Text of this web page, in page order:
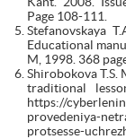
Page 108-111.
Stefanovskaya
Educational
M, 1998. 368
Shirobokova
traditional
https://
provedeniya-
protsesse-